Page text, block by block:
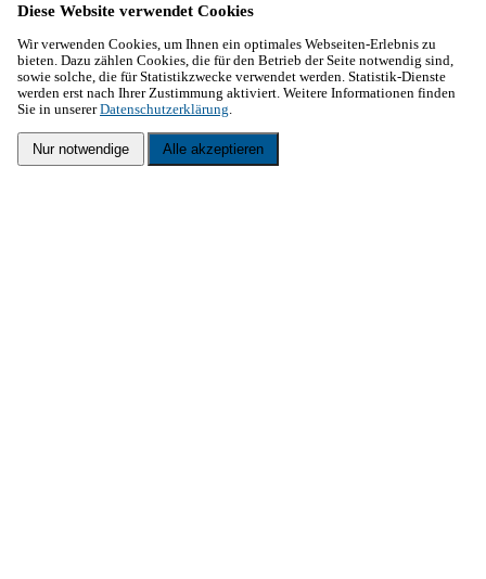
Diese Website verwendet Cookies
Wir verwenden Cookies, um Ihnen ein optimales Webseiten-Erlebnis zu
bieten. Dazu zählen Cookies, die für den Betrieb der Seite notwendig sind,
sowie solche, die für Statistikzwecke verwendet werden. Statistik-Dienste
werden erst nach Ihrer Zustimmung aktiviert. Weitere Informationen finden
Sie in unsererDatenschutzerklärung.
Nur notwendige Alle akzeptieren